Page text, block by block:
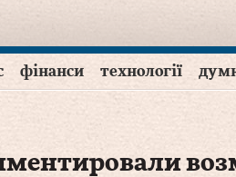
фінанси технології